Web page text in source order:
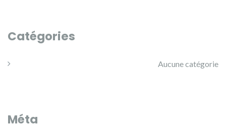
Catégories
Aucune catégorie
Méta